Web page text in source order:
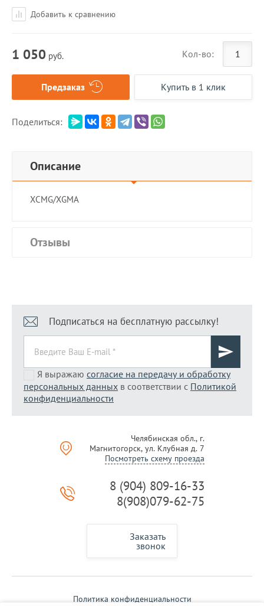
Добавить к сравнению
1 050 руб. Кол-во:
Предзаказ Купить в 1 клик
Поделиться:
Описание
XCMG/XGMA
Отзывы
Подписаться на бесплатную рассылку!
Я выражаю согласие на передачу и обработку
персональных данных в соответствии с Политикой
конфиденциальности
Челябинская обл., г.
Магнитогорск, ул. Клубная д. 7
Посмотреть схему проезда
8 (904) 809-16-33
8(908)079-62-75
Заказать
звонок
Политика конфиденциальности